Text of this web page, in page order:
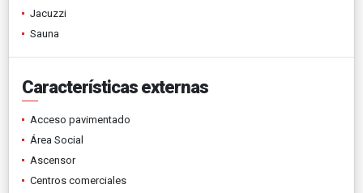
Jacuzzi
Sauna
Características externas
Acceso pavimentado
Área Social
Ascensor
Centros comerciales